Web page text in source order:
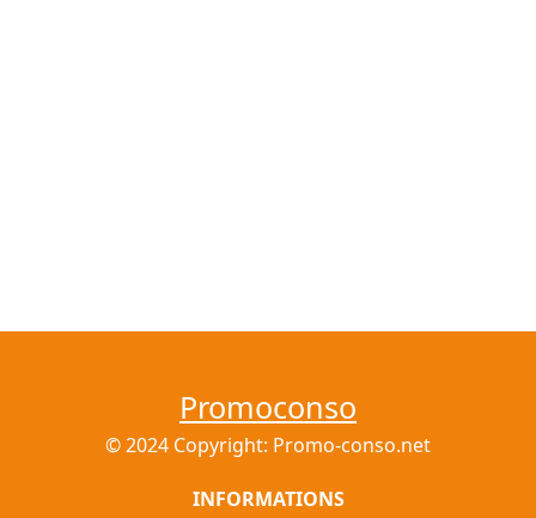
Promoconso
© 2024 Copyright: Promo-conso.net
INFORMATIONS